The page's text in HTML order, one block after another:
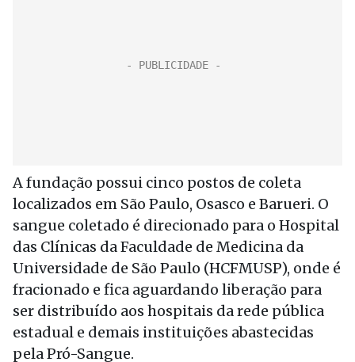
A fundação possui cinco postos de coleta
localizados em São Paulo, Osasco e Barueri. O
sangue coletado é direcionado para o Hospital
das Clínicas da Faculdade de Medicina da
Universidade de São Paulo (HCFMUSP), onde é
fracionado e fica aguardando liberação para
ser distribuído aos hospitais da rede pública
estadual e demais instituições abastecidas
pela Pró-Sangue.